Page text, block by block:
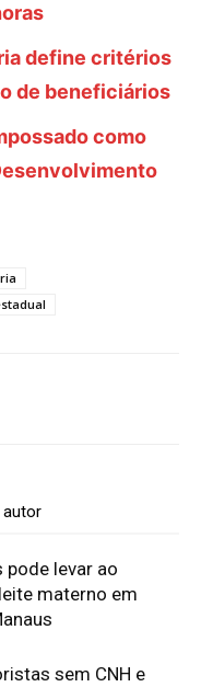
define critérios
de beneficiários
como
autor
pode levar ao
materno em
sem CNH e